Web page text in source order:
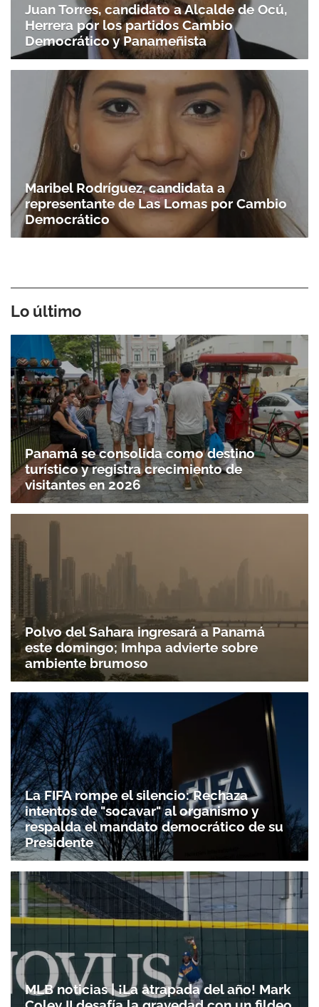
Juan Torres, candidato a Alcalde de Ocú,
Herrera por los partidos Cambio
Democrático y Panameñista
Maribel Rodríguez, candidata a
representante de Las Lomas por Cambio
Democrático
Lo último
Panamá se consolida como destino
turístico y registra crecimiento de
visitantes en 2026
Polvo del Sahara ingresará a Panamá
este domingo; Imhpa advierte sobre
ambiente brumoso
La FIFA rompe el silencio: Rechaza
intentos de "socavar" al organismo y
respalda el mandato democrático de su
Presidente
MLB noticias | ¡La atrapada del año! Mark